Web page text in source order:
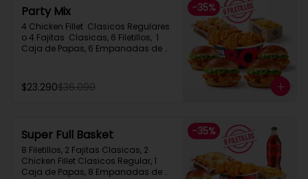
-35%
Party Mix
4 Chicken Fillet  Clasicos Regulares
o 4 Fajitas  Clasicas, 6 Filetillos,  1
Caja de Papas, 6 Empanadas de
$23.290$36.090
-35%
Super Full Basket
8 Filetillos, 2 Fajitas Clasicas, 2
Chicken Fillet Clasicos Regular, 1
Caja de Papas, 8 Empanadas de